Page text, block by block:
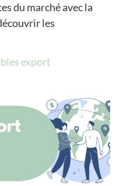
du marché avec la
les
export